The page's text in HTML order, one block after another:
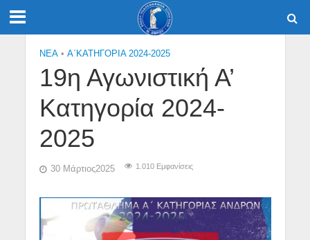
NEA • Α΄ΚΑΤΗΓΟΡΙΑ 2024-2025
19η Αγωνιστική Α’
Κατηγορία 2024-
2025
30 Μάρτιος2025 1.010 Εμφανίσεις